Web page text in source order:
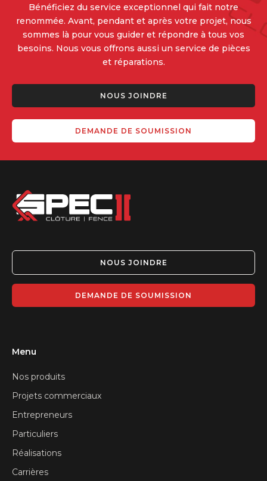
Bénéficiez du service exceptionnel qui fait notre
renommée. Avant, pendant et après votre projet, nous
sommes là pour vous guider et répondre à tous vos
besoins. Nous vous offrons aussi un service de pièces
et réparations.
NOUS JOINDRE
DEMANDE DE SOUMISSION
NOUS JOINDRE
DEMANDE DE SOUMISSION
Menu
Nos produits
Projets commerciaux
Entrepreneurs
Particuliers
Réalisations
Carrières